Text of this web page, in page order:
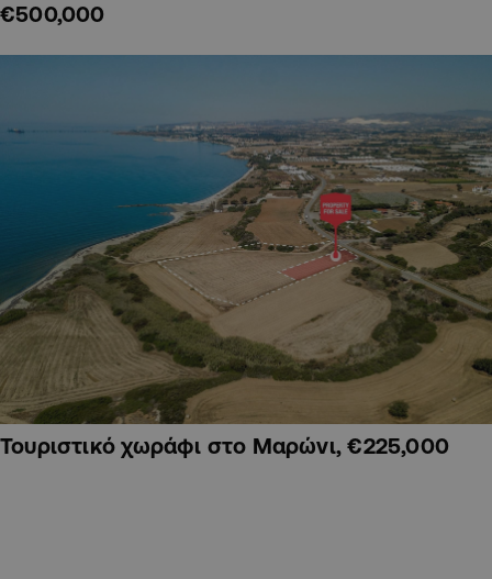
€500,000
Τουριστικό χωράφι στο Μαρώνι, €225,000